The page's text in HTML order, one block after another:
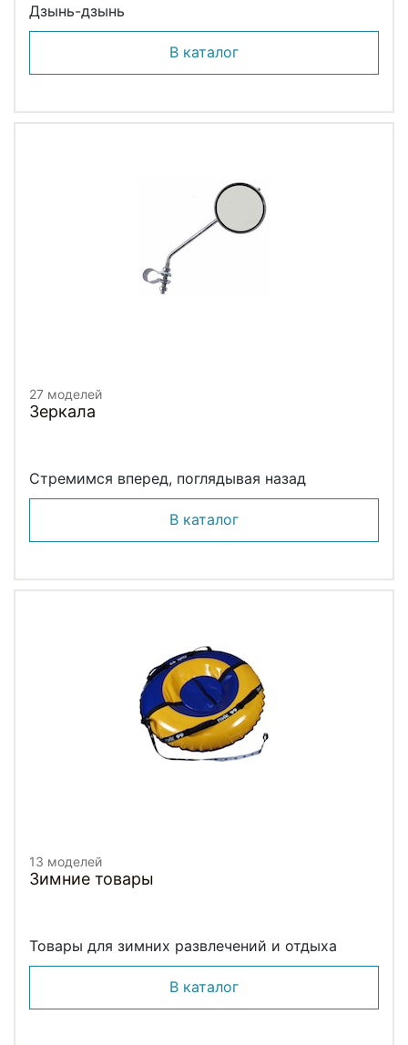
Дзынь-дзынь
В каталог
27 моделей
Зеркала
Стремимся вперед, поглядывая назад
В каталог
13 моделей
Зимние товары
Товары для зимних развлечений и отдыха
В каталог